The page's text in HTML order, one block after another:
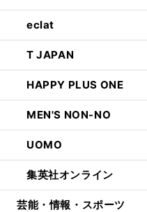
eclat
T JAPAN
HAPPY PLUS ONE
MEN'S NON-NO
UOMO
集英社オンライン
芸能・情報・スポーツ